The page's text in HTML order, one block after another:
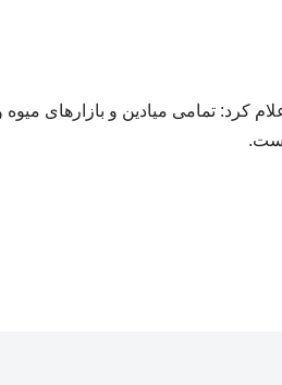
کرد: تمامی میادین و بازارهای میوه